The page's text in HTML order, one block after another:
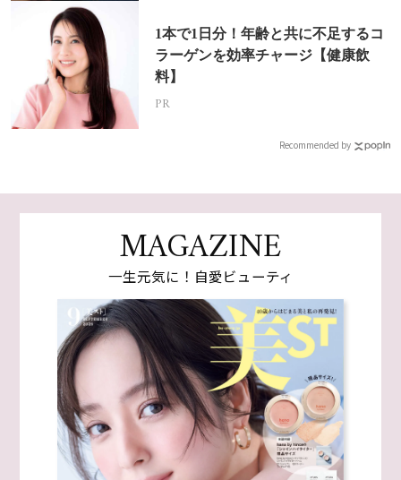
1本で1日分！年齢と共に不足するコ
ラーゲンを効率チャージ【健康飲
料】
PR
Recommended by
MAGAZINE
一生元気に！自愛ビューティ